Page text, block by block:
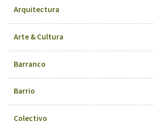
Arquitectura
Arte & Cultura
Barranco
Barrio
Colectivo